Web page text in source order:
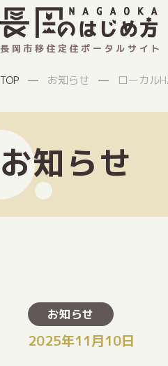
長岡市移住定住ポータルサイト
TOP お知らせ ローカル
お知らせ
お知らせ
2025年11月10日